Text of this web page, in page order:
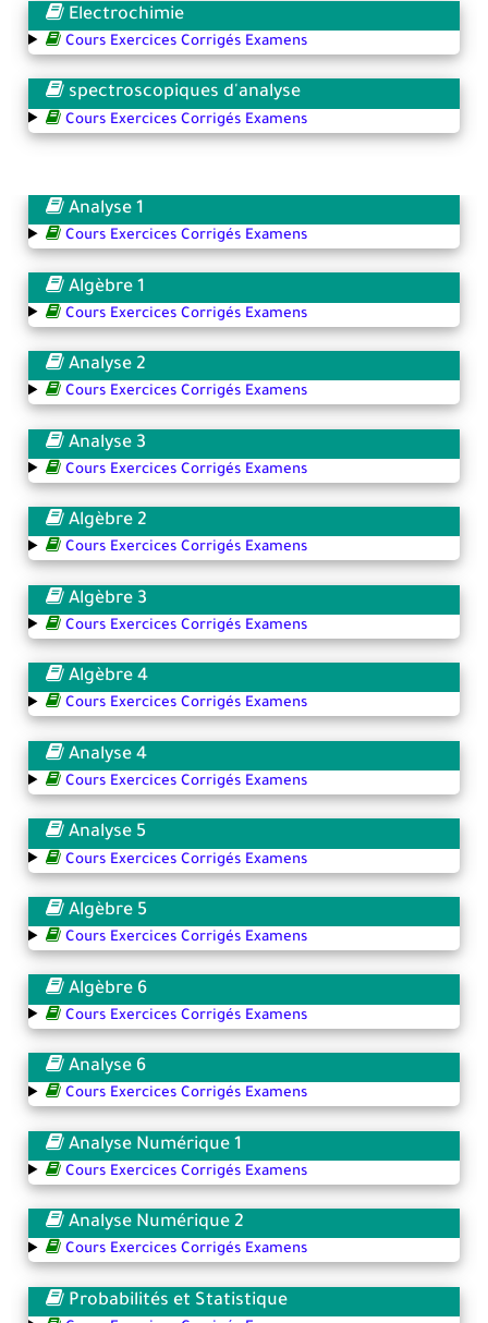
Electrochimie
Cours Exercices Corrigés Examens
spectroscopiques d'analyse
Cours Exercices Corrigés Examens
Analyse 1
Cours Exercices Corrigés Examens
Algèbre 1
Cours Exercices Corrigés Examens
Analyse 2
Cours Exercices Corrigés Examens
Analyse 3
Cours Exercices Corrigés Examens
Algèbre 2
Cours Exercices Corrigés Examens
Algèbre 3
Cours Exercices Corrigés Examens
Algèbre 4
Cours Exercices Corrigés Examens
Analyse 4
Cours Exercices Corrigés Examens
Analyse 5
Cours Exercices Corrigés Examens
Algèbre 5
Cours Exercices Corrigés Examens
Algèbre 6
Cours Exercices Corrigés Examens
Analyse 6
Cours Exercices Corrigés Examens
Analyse Numérique 1
Cours Exercices Corrigés Examens
Analyse Numérique 2
Cours Exercices Corrigés Examens
Probabilités et Statistique